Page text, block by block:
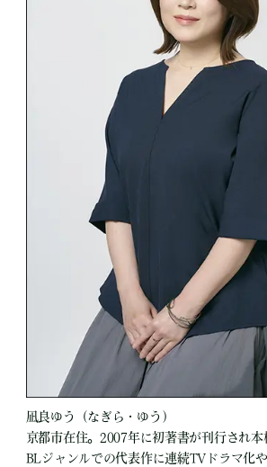
凪良ゆう（なぎら・ゆう）
京都市在住。2007年に初著書が刊行され本
BLジャンルでの代表作に連続TVドラマ化